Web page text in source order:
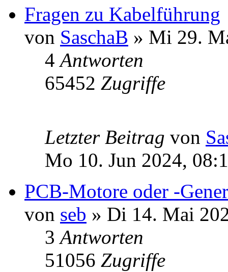
Fragen zu Kabelführung
von SaschaB » Mi 29.
4Antworten
65452 Zugriffe
Letzter Beitrag von
Mo 10. Jun 2024,
PCB-Motore oder -
von seb » Di 14. Mai
3Antworten
51056 Zugriffe